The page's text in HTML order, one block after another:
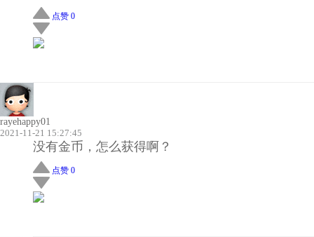
点赞 0
rayehappy01
2021-11-21 15:27:45
没有金币，怎么获得啊？
点赞 0